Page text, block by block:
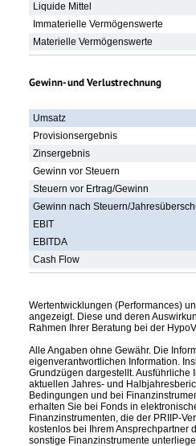
Liquide Mittel
Immaterielle Vermögenswerte
Materielle Vermögenswerte
Gewinn- und Verlustrechnung
Umsatz
Provisionsergebnis
Zinsergebnis
Gewinn vor Steuern
Steuern vor Ertrag/Gewinn
Gewinn nach Steuern/
EBIT
EBITDA
Cash Flow
Wertentwicklungen (Performances)
angezeigt. Diese und deren
Rahmen Ihrer Beratung bei der
Alle Angaben ohne Gewähr. Die
eigenverantwortlichen Information.
Grundzügen dargestellt.
aktuellen Jahres- und
Bedingungen und bei
erhalten Sie bei Fonds in
Finanzinstrumenten, die der PRIIP-
kostenlos bei Ihrem Ansprechpartner
sonstige Finanzinstrumente